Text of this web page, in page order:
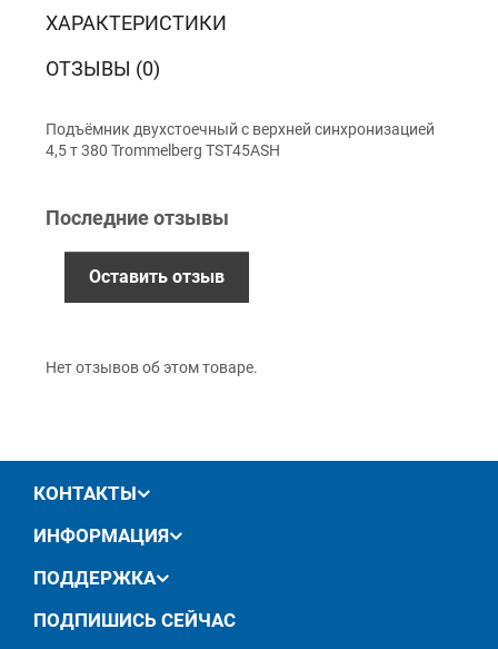
Наложенный платеж (при получении)
Оплата картой Visa, Mastercard - LiqPay
Гарантия
производителя
ХАРАКТЕРИСТИКИ
ОТЗЫВЫ (0)
Подъёмник двухстоечный с верхней синхронизацией
4,5 т 380 Trommelberg TST45ASH
Последние отзывы
Оставить отзыв
Нет отзывов об этом товаре.
КОНТАКТЫ
ИНФОРМАЦИЯ
ПОДДЕРЖКА
ПОДПИШИСЬ СЕЙЧАС